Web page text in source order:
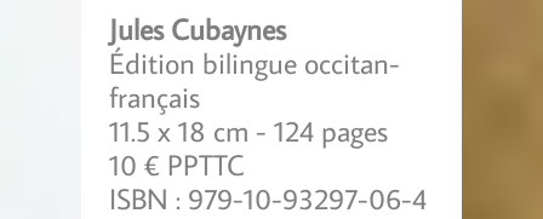
Jules Cubaynes
Édition bilingue occitan-
français
11.5 x 18 cm - 124 pages
10 € PPTTC
ISBN : 979-10-93297-06-4